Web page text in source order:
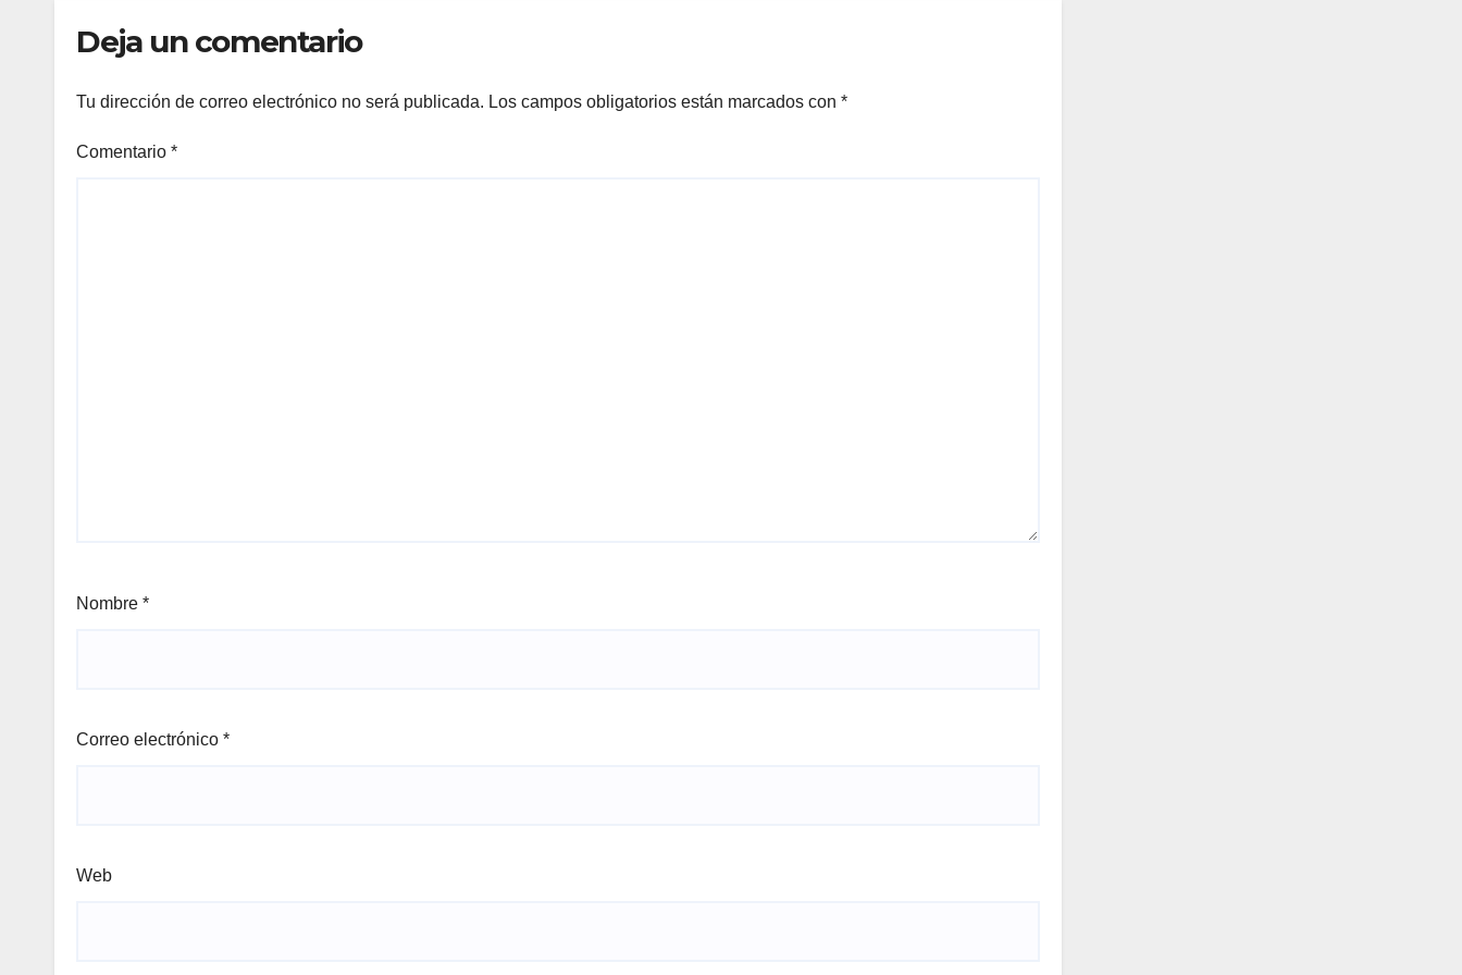
Deja un comentario
Tu dirección de correo electrónico no será publicada. Los campos obligatorios están marcados con *
Comentario *
Nombre *
Correo electrónico *
Web